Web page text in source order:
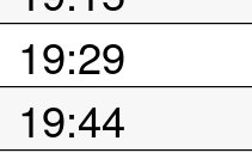
19:29
19:44